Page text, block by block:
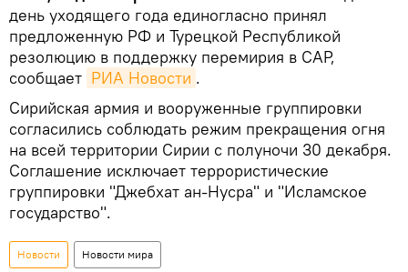
день уходящего года единогласно принял
предложенную РФ и Турецкой Республикой
резолюцию в поддержку перемирия в САР,
сообщает РИА Новости .
Сирийская армия и вооруженные группировки
согласились соблюдать режим прекращения огня
на всей территории Сирии с полуночи 30 декабря.
Соглашение исключает террористические
группировки "Джебхат ан-Нусра" и "Исламское
государство".
Новости Новости мира